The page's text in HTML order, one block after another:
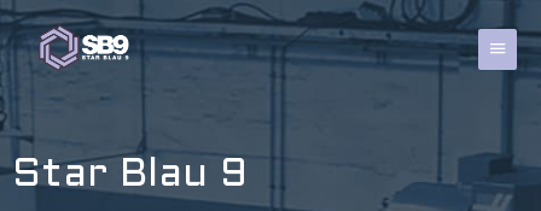
Ir
contenido
Menú
Star Blau 9